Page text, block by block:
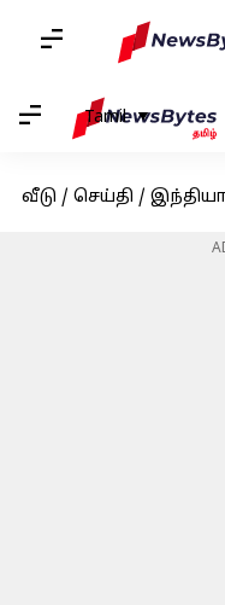
Tamil
வீடு / செய்தி /